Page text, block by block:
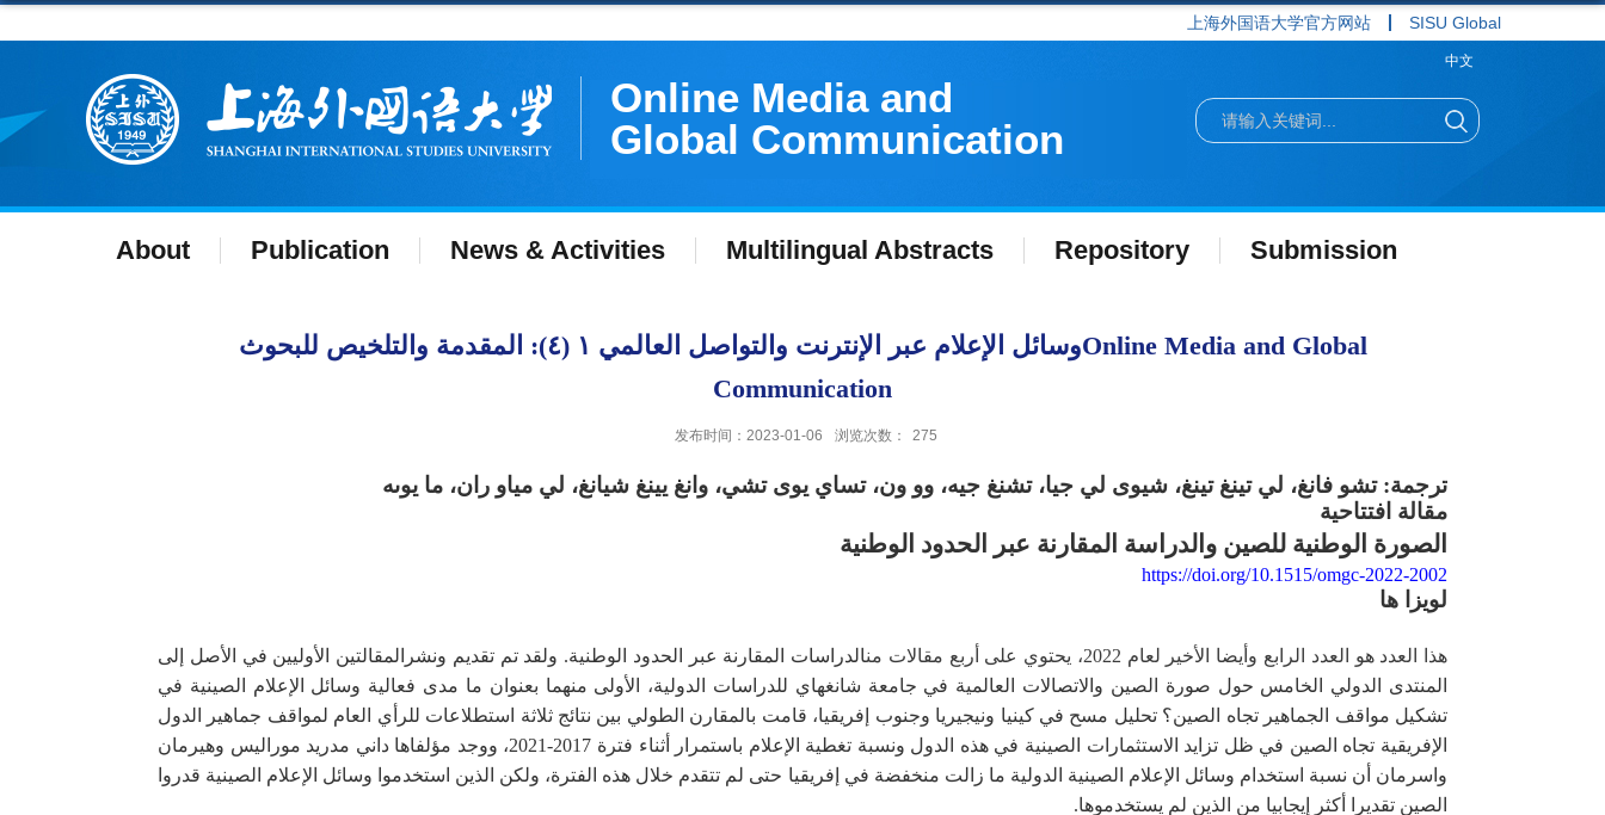
上海外国语大学官方网站 SISU Global
Online Media and
Global Communication
中文
About Publication News & Activities Multilingual Abstracts Repository Submission
وسائل الإعلام عبر الإنترنت والتواصل العالمي ١ (٤): المقدمة والتلخيص للبحوثOnline Media and Global
Communication
发布时间：2023-01-06 浏览次数： 275
ترجمة: تشو فانغ، لي تينغ تينغ، شيوى لي جيا، تشنغ جيه، وو ون، تساي يوى تشي، وانغ يينغ شيانغ، لي مياو ران، ما يوىه
مقالة افتتاحية
الصورة الوطنية للصين والدراسة المقارنة عبر الحدود الوطنية
https://doi.org/10.1515/omgc-2022-2002
لويزا ها
هذا العدد هو العدد الرابع وأيضا الأخير لعام 2022، يحتوي على أربع مقالات من الدراسات المقارنة عبر الحدود الوطنية. ولقد تم تقديم ونشر المقالتين الأوليين في الأصل إلى
المنتدى الدولي الخامس حول صورة الصين والاتصالات العالمية في جامعة شانغهاي للدراسات الدولية، الأولى منهما بعنوان ما مدى فعالية وسائل الإعلام الصينية في
تشكيل مواقف الجماهير تجاه الصين؟ تحليل مسح في كينيا ونيجيريا وجنوب إفريقيا، قامت بالمقارن الطولي بين نتائج ثلاثة استطلاعات للرأي العام لمواقف جماهير الدول
الإفريقية تجاه الصين في ظل تزايد الاستثمارات الصينية في هذه الدول ونسبة تغطية الإعلام باستمرار أثناء فترة 2017-2021، ووجد مؤلفاها داني مدريد موراليس وهيرمان
واسرمان أن نسبة استخدام وسائل الإعلام الصينية الدولية ما زالت منخفضة في إفريقيا حتى لم تتقدم خلال هذه الفترة، ولكن الذين استخدموا وسائل الإعلام الصينية قدروا
الصين تقديرا أكثر إيجابيا من الذين لم يستخدموها.